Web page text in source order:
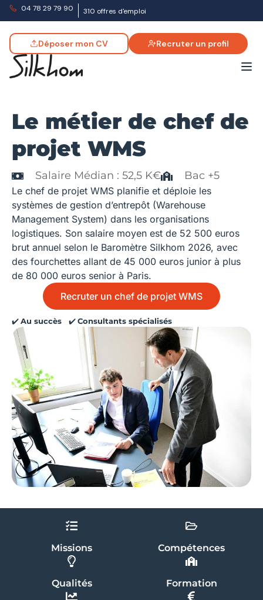
04 78 29 79 90 310 offres d'emploi
Déposer mon CV Recruter un profil
Le métier de chef de
projet WMS
Salaire Médian : 52,5 K€ Bac +5
Le chef de projet WMS planifie et déploie les
systèmes de gestion d’entrepôt (Warehouse
Management System) dans les organisations
logistiques. Son salaire moyen est de 52 500 euros
brut annuel selon le Baromètre Silkhom 2026, avec
des fourchettes allant de 45 000 euros junior à plus
de 80 000 euros senior à Paris.
Recruter un chef de projet WMS
✔️Au succès ✔️Consultants spécialisés
Missions Compétences
Qualités Formation